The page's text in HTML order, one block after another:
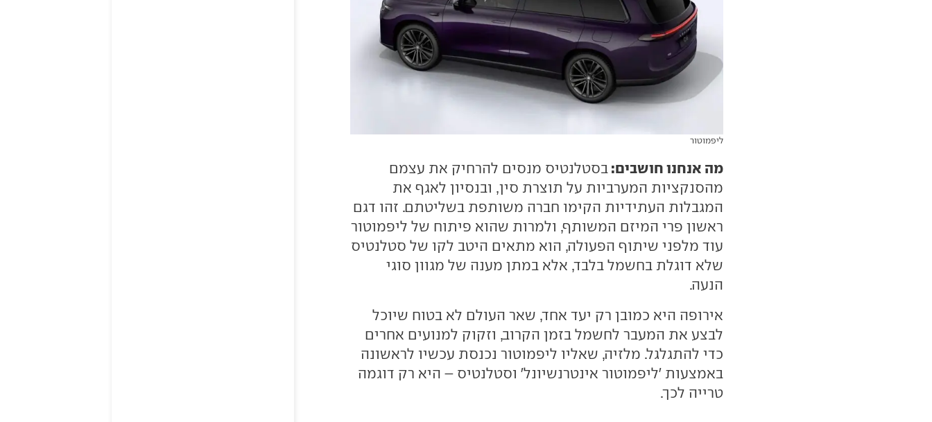
ליפמוטור
מה אנחנו חושבים: בסטלנטיס מנסים להרחיק את עצמם
מהסנקציות המערביות על תוצרת סין, ובנסיון לאגף את
המגבלות העתידיות הקימו חברה משותפת בשליטתם. זהו דגם
ראשון פרי המיזם המשותף, ולמרות שהוא פיתוח של ליפמוטור
עוד מלפני שיתוף הפעולה, הוא מתאים היטב לקו של סטלנטיס
שלא דוגלת בחשמל בלבד, אלא במתן מענה של מגוון סוגי
הנעה.
אירופה היא כמובן רק יעד אחד, שאר העולם לא בטוח שיוכל
לבצע את המעבר לחשמל בזמן הקרוב, וזקוק למנועים אחרים
כדי להתגלגל. מלזיה, שאליו ליפמוטור נכנסת עכשיו לראשונה
באמצעות 'ליפמוטור אינטרנשיונל' וסטלנטיס – היא רק דוגמה
טרייה לכך.